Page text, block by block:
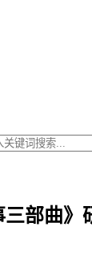
部曲》